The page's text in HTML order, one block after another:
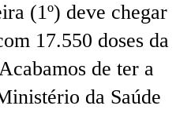
(1º) deve chegar
17.550 doses da
de ter a
da Saúde